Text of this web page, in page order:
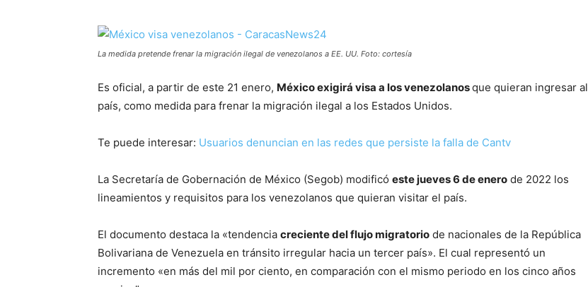
La medida pretende frenar la migración ilegal de venezolanos a EE. UU. Foto: cortesía
Es oficial, a partir de este 21 enero, México exigirá visa a los venezolanosque quieran ingresar al
país, como medida para frenar la migración ilegal a los Estados Unidos.
Te puede interesar: Usuarios denuncian en las redes que persiste la falla de Cantv
La Secretaría de Gobernación de México (Segob) modificó este jueves 6 de enero de 2022 los
lineamientos y requisitos para los venezolanos que quieran visitar el país.
El documento destaca la «tendencia creciente del flujo migratorio de nacionales de la República
Bolivariana de Venezuela en tránsito irregular hacia un tercer país». El cual representó un
incremento «en más del mil por ciento, en comparación con el mismo periodo en los cinco años